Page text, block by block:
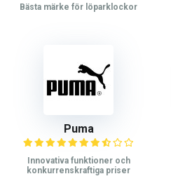
Bästa märke för löparklockor
Puma
Innovativa funktioner och
konkurrenskraftiga priser